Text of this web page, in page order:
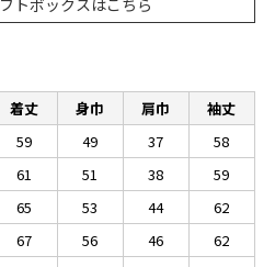
着丈 身巾 肩巾
袖丈
59 49 37
58
61 51 38
59
65 53 44
62
67 56 46
62